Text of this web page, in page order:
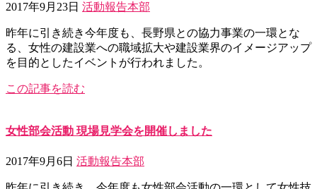
2017年9月23日 活動報告本部
昨年に引き続き今年度も、長野県との協力事業の一環とな
る、女性の建設業への職域拡大や建設業界のイメージアップ
を目的としたイベントが行われました。
この記事を読む
女性部会活動 現場見学会を開催しました
2017年9月6日 活動報告本部